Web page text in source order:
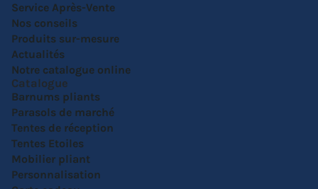
Service Après-Vente
Nos conseils
Produits sur-mesure
Actualités
Notre catalogue online
Catalogue
Barnums pliants
Parasols de marché
Tentes de réception
Tentes Etoiles
Mobilier pliant
Personnalisation